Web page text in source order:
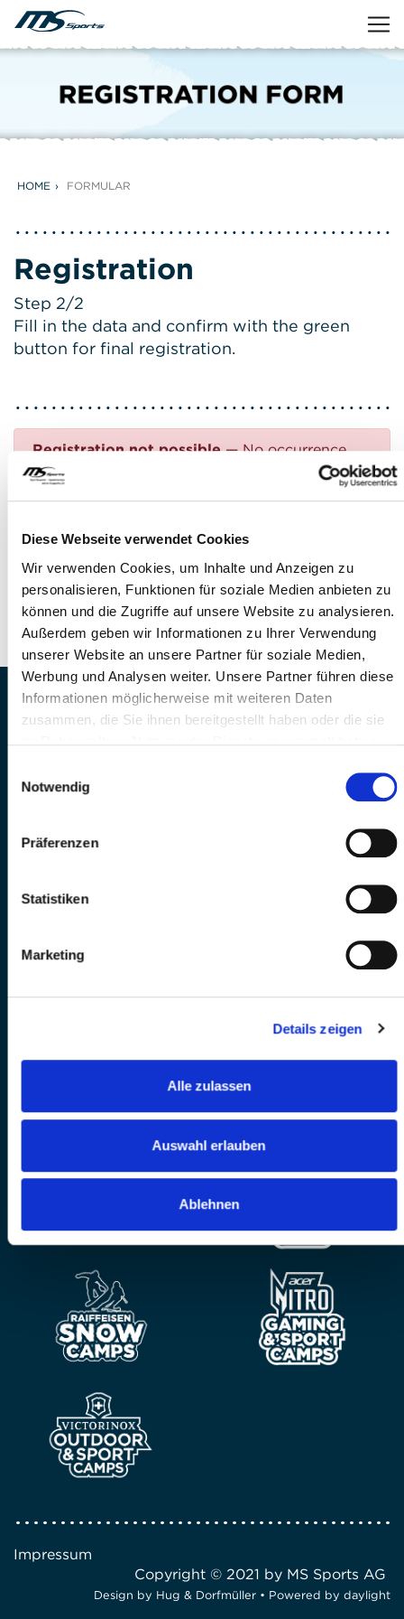
Diese Webseite verwendet Cookies
Wir verwenden Cookies, um Inhalte und Anzeigen zu
personalisieren, Funktionen für soziale Medien anbieten zu
können und die Zugriffe auf unsere Website zu analysieren.
Außerdem geben wir Informationen zu Ihrer Verwendung
unserer Website an unsere Partner für soziale Medien,
Werbung und Analysen weiter. Unsere Partner führen diese
Informationen möglicherweise mit weiteren Daten
zusammen, die Sie ihnen bereitgestellt haben oder die sie
Notwendig
Präferenzen
Statistiken
Marketing
Details zeigen
Alle zulassen
Auswahl erlauben
Ablehnen
HOME FORMULAR
Registration
Step 2/2
Fill in the data and confirm with the green
button for final registration.
Registration not possible— No occurrence
found
Questions?
FEEL FREE TO CONTACT US!
Phone: +41 41 260 33 67
E-mail:info(at)mssports.ch
MS Sports AG • Sonnenrain 3b • CH-6221
MS Sports folgen
Impressum
Copyright © 2021 by MS Sports AG
Design by Hug & Dorfmüller • Powered by daylight